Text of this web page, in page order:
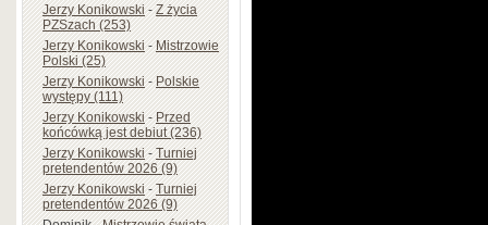
Jerzy Konikowski-Z życia
PZSzach (253)
Jerzy Konikowski-Mistrzowie
Polski (25)
Jerzy Konikowski-Polskie
występy (111)
Jerzy Konikowski-Przed
końcówką jest debiut (236)
Jerzy Konikowski-Turniej
pretendentów 2026 (9)
Jerzy Konikowski-Turniej
pretendentów 2026 (9)